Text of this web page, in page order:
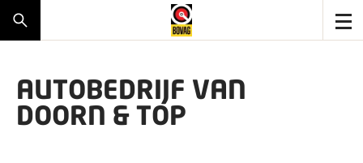
AUTOBEDRIJF VAN
DOORN & TOP